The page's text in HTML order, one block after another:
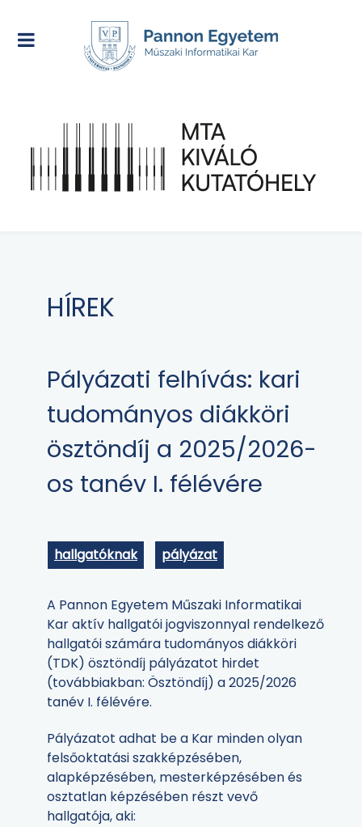
HÍREK
Pályázati felhívás: kari
tudományos diákköri
ösztöndíj a 2025/2026-
os tanév I. félévére
hallgatóknak pályázat
A Pannon Egyetem Műszaki Informatikai
Kar aktív hallgatói jogviszonnyal rendelkező
hallgatói számára tudományos diákköri
(TDK) ösztöndíj pályázatot hirdet
(továbbiakban: Ösztöndíj) a 2025/2026
tanév I. félévére.
Pályázatot adhat be a Kar minden olyan
felsőoktatási szakképzésében,
alapképzésében, mesterképzésében és
osztatlan képzésében részt vevő
hallgatója, aki: